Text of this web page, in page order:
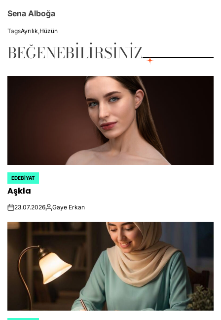
Sena Alboğa
TagsAyrılık,Hüzün
BEĞENEBILIRSINIZ
POSTED
IN
EDEBIYAT
Aşkla
on23.07.2026Posted
Gaye Erkan